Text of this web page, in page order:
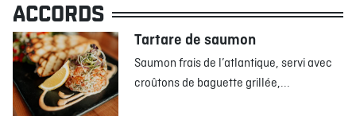
ACCORDS
Tartare de saumon
Saumon frais de l’atlantique, servi avec
croûtons de baguette grillée,...